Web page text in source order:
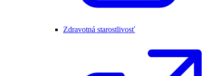
Zdravotná starostlivosť